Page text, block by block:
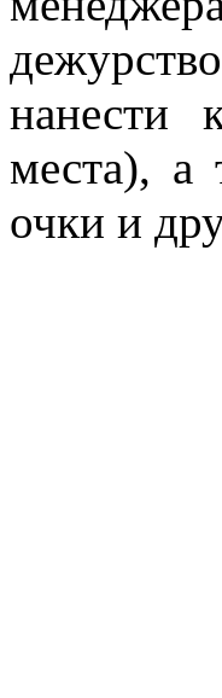
нанести
места), а
очки и